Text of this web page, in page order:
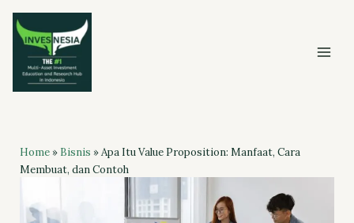
Skip
content
Home» Bisnis »Apa Itu Value Proposition: Manfaat, Cara
Membuat, dan Contoh